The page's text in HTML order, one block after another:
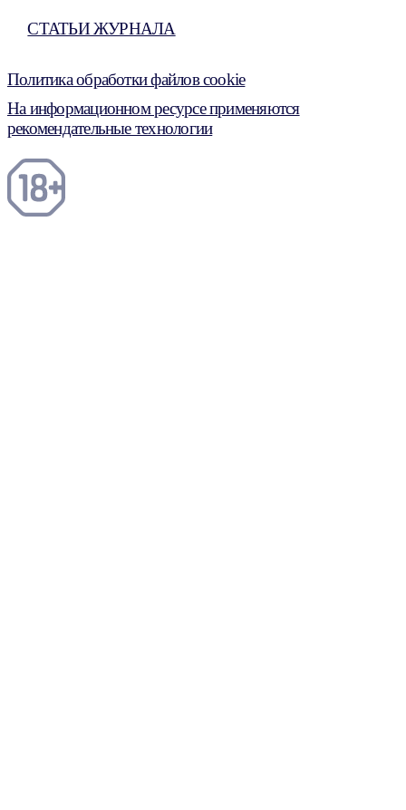
СТАТЬИ ЖУРНАЛА
Политика обработки файлов cookie
На информационном ресурсе применяются
рекомендательные технологии